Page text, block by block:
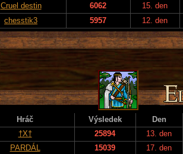
Cruel destin 6062 15. den
chesstik3 5957 12. den
Hráč Výsledek Den
†X† 25894 13. den
PARDÁL 15039 17. den